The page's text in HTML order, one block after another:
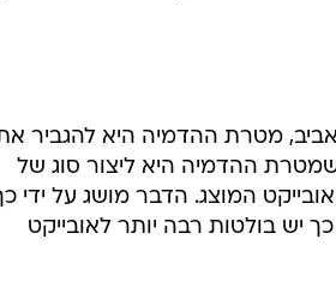
אביב, מטרת ההדמיה היא להגביר
ההדמיה היא ליצור סוג של
המוצג. הדבר מושג על ידי
יש בולטות רבה יותר לאובייקט